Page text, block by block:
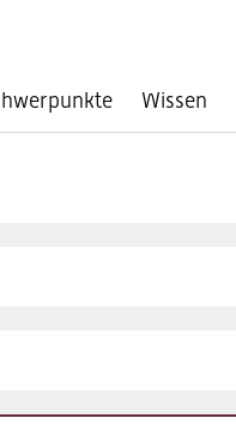
Wissen